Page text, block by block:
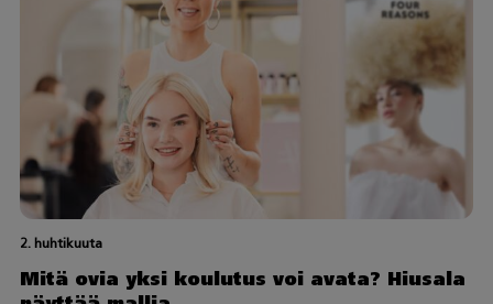
2. huhtikuuta
Mitä ovia yksi koulutus voi avata? Hiusala